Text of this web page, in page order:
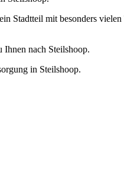
Stadtteil mit besonders
Ihnen nach Steilshoop.
in Steilshoop.